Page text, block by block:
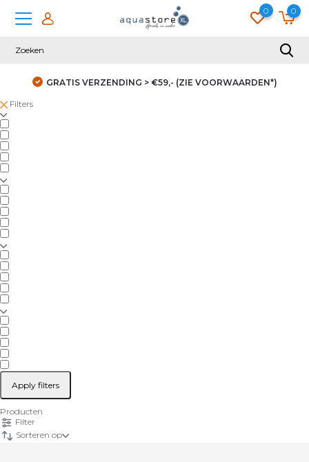
0 0
GRATIS VERZENDING > €59,- (ZIE VOORWAARDEN*)
Filters
Apply filters
Producten
Filter
Sorteren op